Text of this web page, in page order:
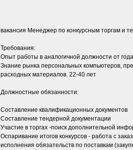
вакансия Менеджер по конкурсным торгам и
Требования:
Опыт работы в аналогичной должности от года
Знание рынка персональных компьютеров,
расходных материалов. 22-40 лет
Должностные обязанности:
Cоставление квалификационных документов
Cоставление тендерной документации
Участие в торгах -поиск дополнительной
Оспаривание итогов конкурсов - работа с
исполнения обязательств по поставкам